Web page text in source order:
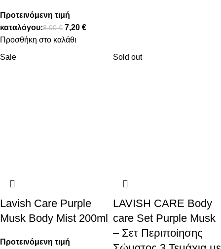
Προτεινόμενη τιμή
καταλόγου:8,00€ 7,20 €
Προσθήκη στο καλάθι
Sale
Lavish Care Purple
Musk Body Mist 200ml
Προτεινόμενη τιμή
Sold out
LAVISH CARE Body
care Set Purple Musk
– Σετ Περιποίησης